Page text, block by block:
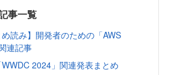
事一覧
め読み】開発者のための「AWS
連記事
2024」関連発表まとめ